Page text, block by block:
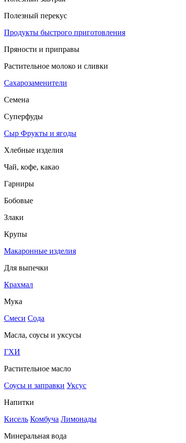
Полезный перекус
Продукты быстрого приготовления
Пряности и приправы
Растительное молоко и сливки
Сахарозаменители
Семена
Суперфуды
Сыр Фрукты и ягоды
Хлебные изделия
Чай, кофе, какао
Гарниры
Бобовые
Злаки
Крупы
Макаронные изделия
Для выпечки
Крахмал
Мука
Смеси Сода
Масла, соусы и уксусы
ГХИ
Растительное масло
Соусы и заправки Уксус
Напитки
Кисель Комбуча Лимонады
Минеральная вода